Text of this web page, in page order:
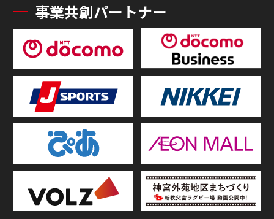
事業共創パートナー